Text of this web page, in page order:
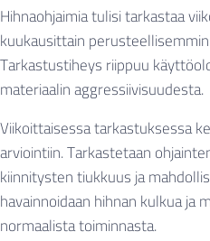
Hihnaohjaimia tulisi tarkastaa
kuukausittain
Tarkastustiheys riippuu
materiaalin aggressiivisuudesta.
Viikoittaisessa tarkastuksessa
arviointiin. Tarkastetaan
kiinnitysten tiukkuus ja
havainnoidaan hihnan kulkua ja
normaalista toiminnasta.